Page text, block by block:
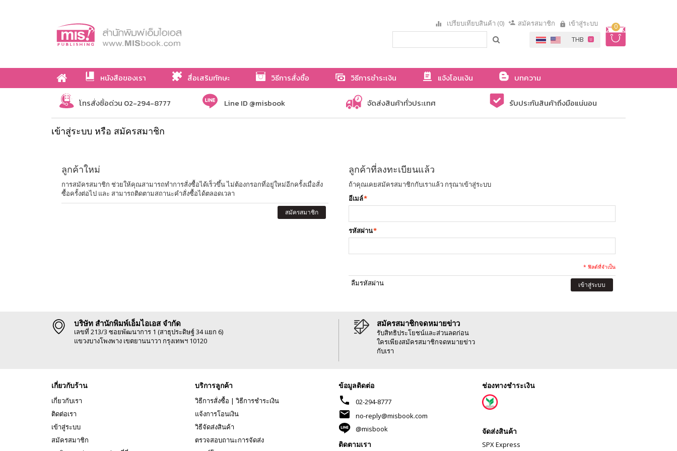
0
เปรียบเทียบสินค้า (0) สมัครสมาชิก เข้าสู่ระบบ
หนังสือของเรา สื่อเสริมทักษะ วิธีการสั่งซื้อ วิธีการชำระเงิน แจ้งโอนเงิน
บทความ
เกี่ยวกับเรา
โทรสั่งซื้อด่วน 02-294-8777 Line ID @misbook จัดส่งสินค้าทั่วประเทศ รับประกันสินค้าถึงมือแน่นอน
เข้าสู่ระบบ หรือ สมัครสมาชิก
ลูกค้าใหม่
การสมัครสมาชิก ช่วยให้คุณสามารถทำการสั่งซื้อได้เร็วขึ้น ไม่ต้องกรอกที่อยู่ใหม่อีกครั้งเมื่อสั่ง
ซื้อครั้งต่อไป และ สามารถติดตามสถานะคำสั่งซื้อได้ตลอดเวลา
สมัครสมาชิก
ลูกค้าที่ลงทะเบียนแล้ว
ถ้าคุณเคยสมัครสมาชิกกับเราแล้ว กรุณาเข้าสู่ระบบ
*
อีเมล์
*
รหัสผ่าน
* ฟิลด์ที่จำเป็น
ลืมรหัสผ่าน เข้าสู่ระบบ
บริษัท สำนักพิมพ์เอ็มไอเอส จำกัด
เลขที่ 213/3 ซอยพัฒนาการ 1 (สาธุประดิษฐ์ 34 แยก 6)
แขวงบางโพงพาง เขตยานนาวา กรุงเทพฯ 10120
สมัครสมาชิกจดหมายข่าว
รับสิทธิประโยชน์และส่วนลดก่อน
ใครเพียงสมัครสมาชิกจดหมายข่าว
กับเรา
เกี่ยวกับร้าน
เกี่ยวกับเรา
ติดต่อเรา
เข้าสู่ระบบ
สมัครสมาชิก
บริการลูกค้า
วิธีการสั่งซื้อ | วิธีการชำระเงิน
แจ้งการโอนเงิน
วิธีจัดส่งสินค้า
ตรวจสอบถานะการจัดส่ง
ข้อมูลติดต่อ
phone 02-294-8777
mail
no-reply@misbook.com
@misbook
ติดตามเรา
ช่องทางชำระเงิน
จัดส่งสินค้า
SPX Express